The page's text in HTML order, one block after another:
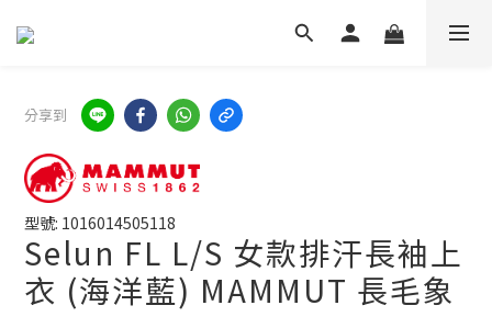
分享到
型號: 1016014505118
Selun FL L/S 女款排汗長袖上
衣 (海洋藍) MAMMUT 長毛象